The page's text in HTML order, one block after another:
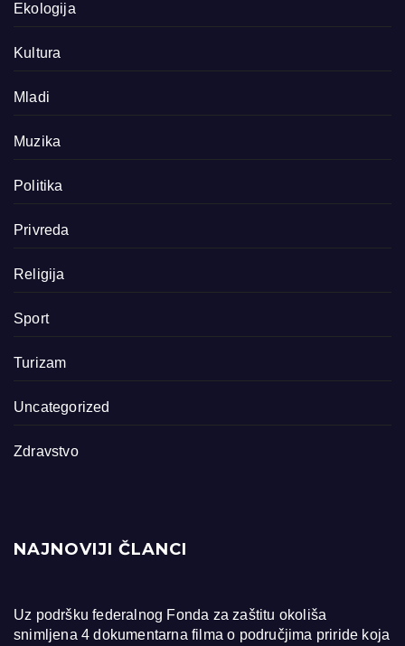
Ekologija
Kultura
Mladi
Muzika
Politika
Privreda
Religija
Sport
Turizam
Uncategorized
Zdravstvo
NAJNOVIJI ČLANCI
Uz podršku federalnog Fonda za zaštitu okoliša
snimljena 4 dokumentarna filma o područjima priride koja